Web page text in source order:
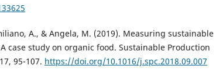
A., & Angela, M. (2019). Measuring sustainable
case study on organic food. Sustainable Production
95-107. https://doi.org/10.1016/j.spc.2018.09.007